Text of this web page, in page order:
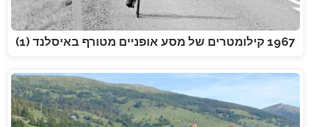
1967 קילומטרים של מסע אופניים מטורף באיסלנד (1)